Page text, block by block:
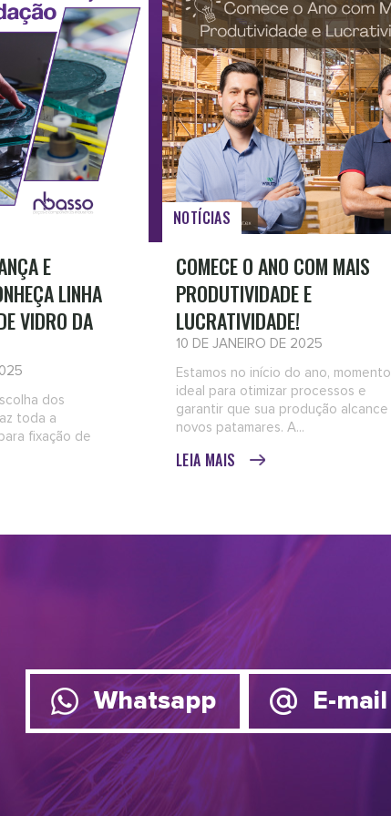
E
LINHA
VIDRO DA
dos
toda a
fixação de
NOTÍCIAS
COMECE O ANO COM MAIS
PRODUTIVIDADE E
LUCRATIVIDADE!
10 DE JANEIRO DE 2025
Estamos no início do ano, momento
ideal para otimizar processos e
garantir que sua produção alcance
novos patamares. A...
LEIA MAIS
Whatsapp E-mail